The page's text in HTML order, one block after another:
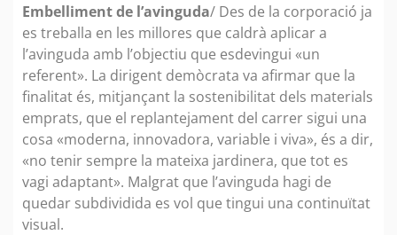
Embelliment de l’avinguda/ Des de la corporació ja
es treballa en les millores que caldrà aplicar a
l’avinguda amb l’objectiu que esdevingui «un
referent». La dirigent demòcrata va afirmar que la
finalitat és, mitjançant la sostenibilitat dels materials
emprats, que el replantejament del carrer sigui una
cosa «moderna, innovadora, variable i viva», és a dir,
«no tenir sempre la mateixa jardinera, que tot es
vagi adaptant». Malgrat que l’avinguda hagi de
quedar subdividida es vol que tingui una continuïtat
visual.